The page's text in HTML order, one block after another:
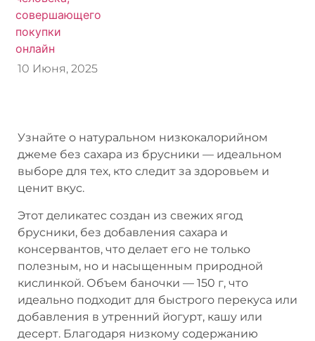
10 Июня, 2025
Узнайте о натуральном низкокалорийном
джеме без сахара из брусники — идеальном
выборе для тех, кто следит за здоровьем и
ценит вкус.
Этот деликатес создан из свежих ягод
брусники, без добавления сахара и
консервантов, что делает его не только
полезным, но и насыщенным природной
кислинкой. Объем баночки — 150 г, что
идеально подходит для быстрого перекуса или
добавления в утренний йогурт, кашу или
десерт. Благодаря низкому содержанию